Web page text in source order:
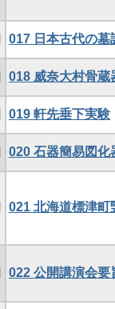
017 日本古代の墓
018 威奈大村骨蔵
019 軒先垂下実験
020 石器簡易図化
021 北海道標津町
022 公開講演会要